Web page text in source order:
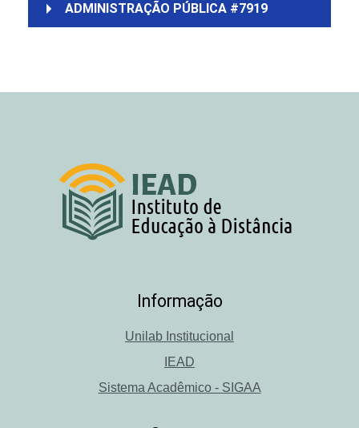
ADMINISTRAÇÃO PÚBLICA #7919
Informação
Unilab Institucional
IEAD
Sistema Acadêmico - SIGAA